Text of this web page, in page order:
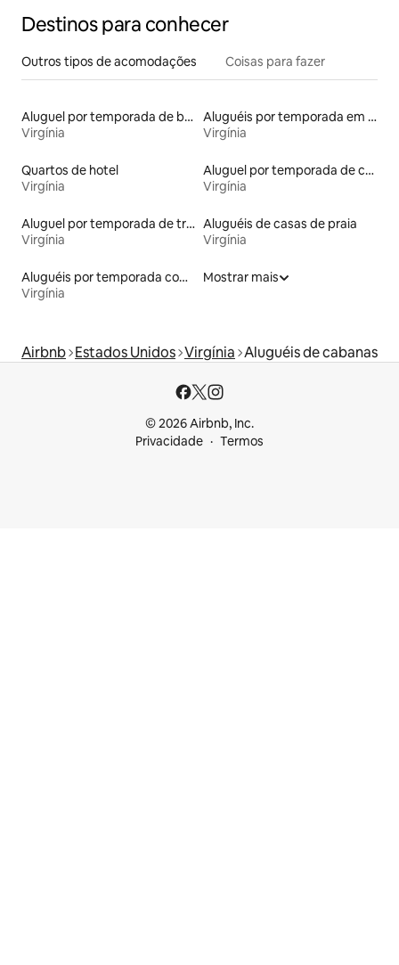
Destinos para conhecer
Outros tipos de acomodações Coisas para fazer
Aluguel por temporada de barcos
Virgínia
Aluguéis por temporada em acampamentos
Virgínia
Quartos de hotel
Virgínia
Aluguel por temporada de contêineres
Virgínia
Aluguel por temporada de trailers
Virgínia
Aluguéis de casas de praia
Virgínia
Aluguéis por temporada com sauna
Virgínia
Mostrar mais
Airbnb Estados Unidos Virgínia Aluguéis de cabanas
© 2026 Airbnb, Inc.
Privacidade
Termos